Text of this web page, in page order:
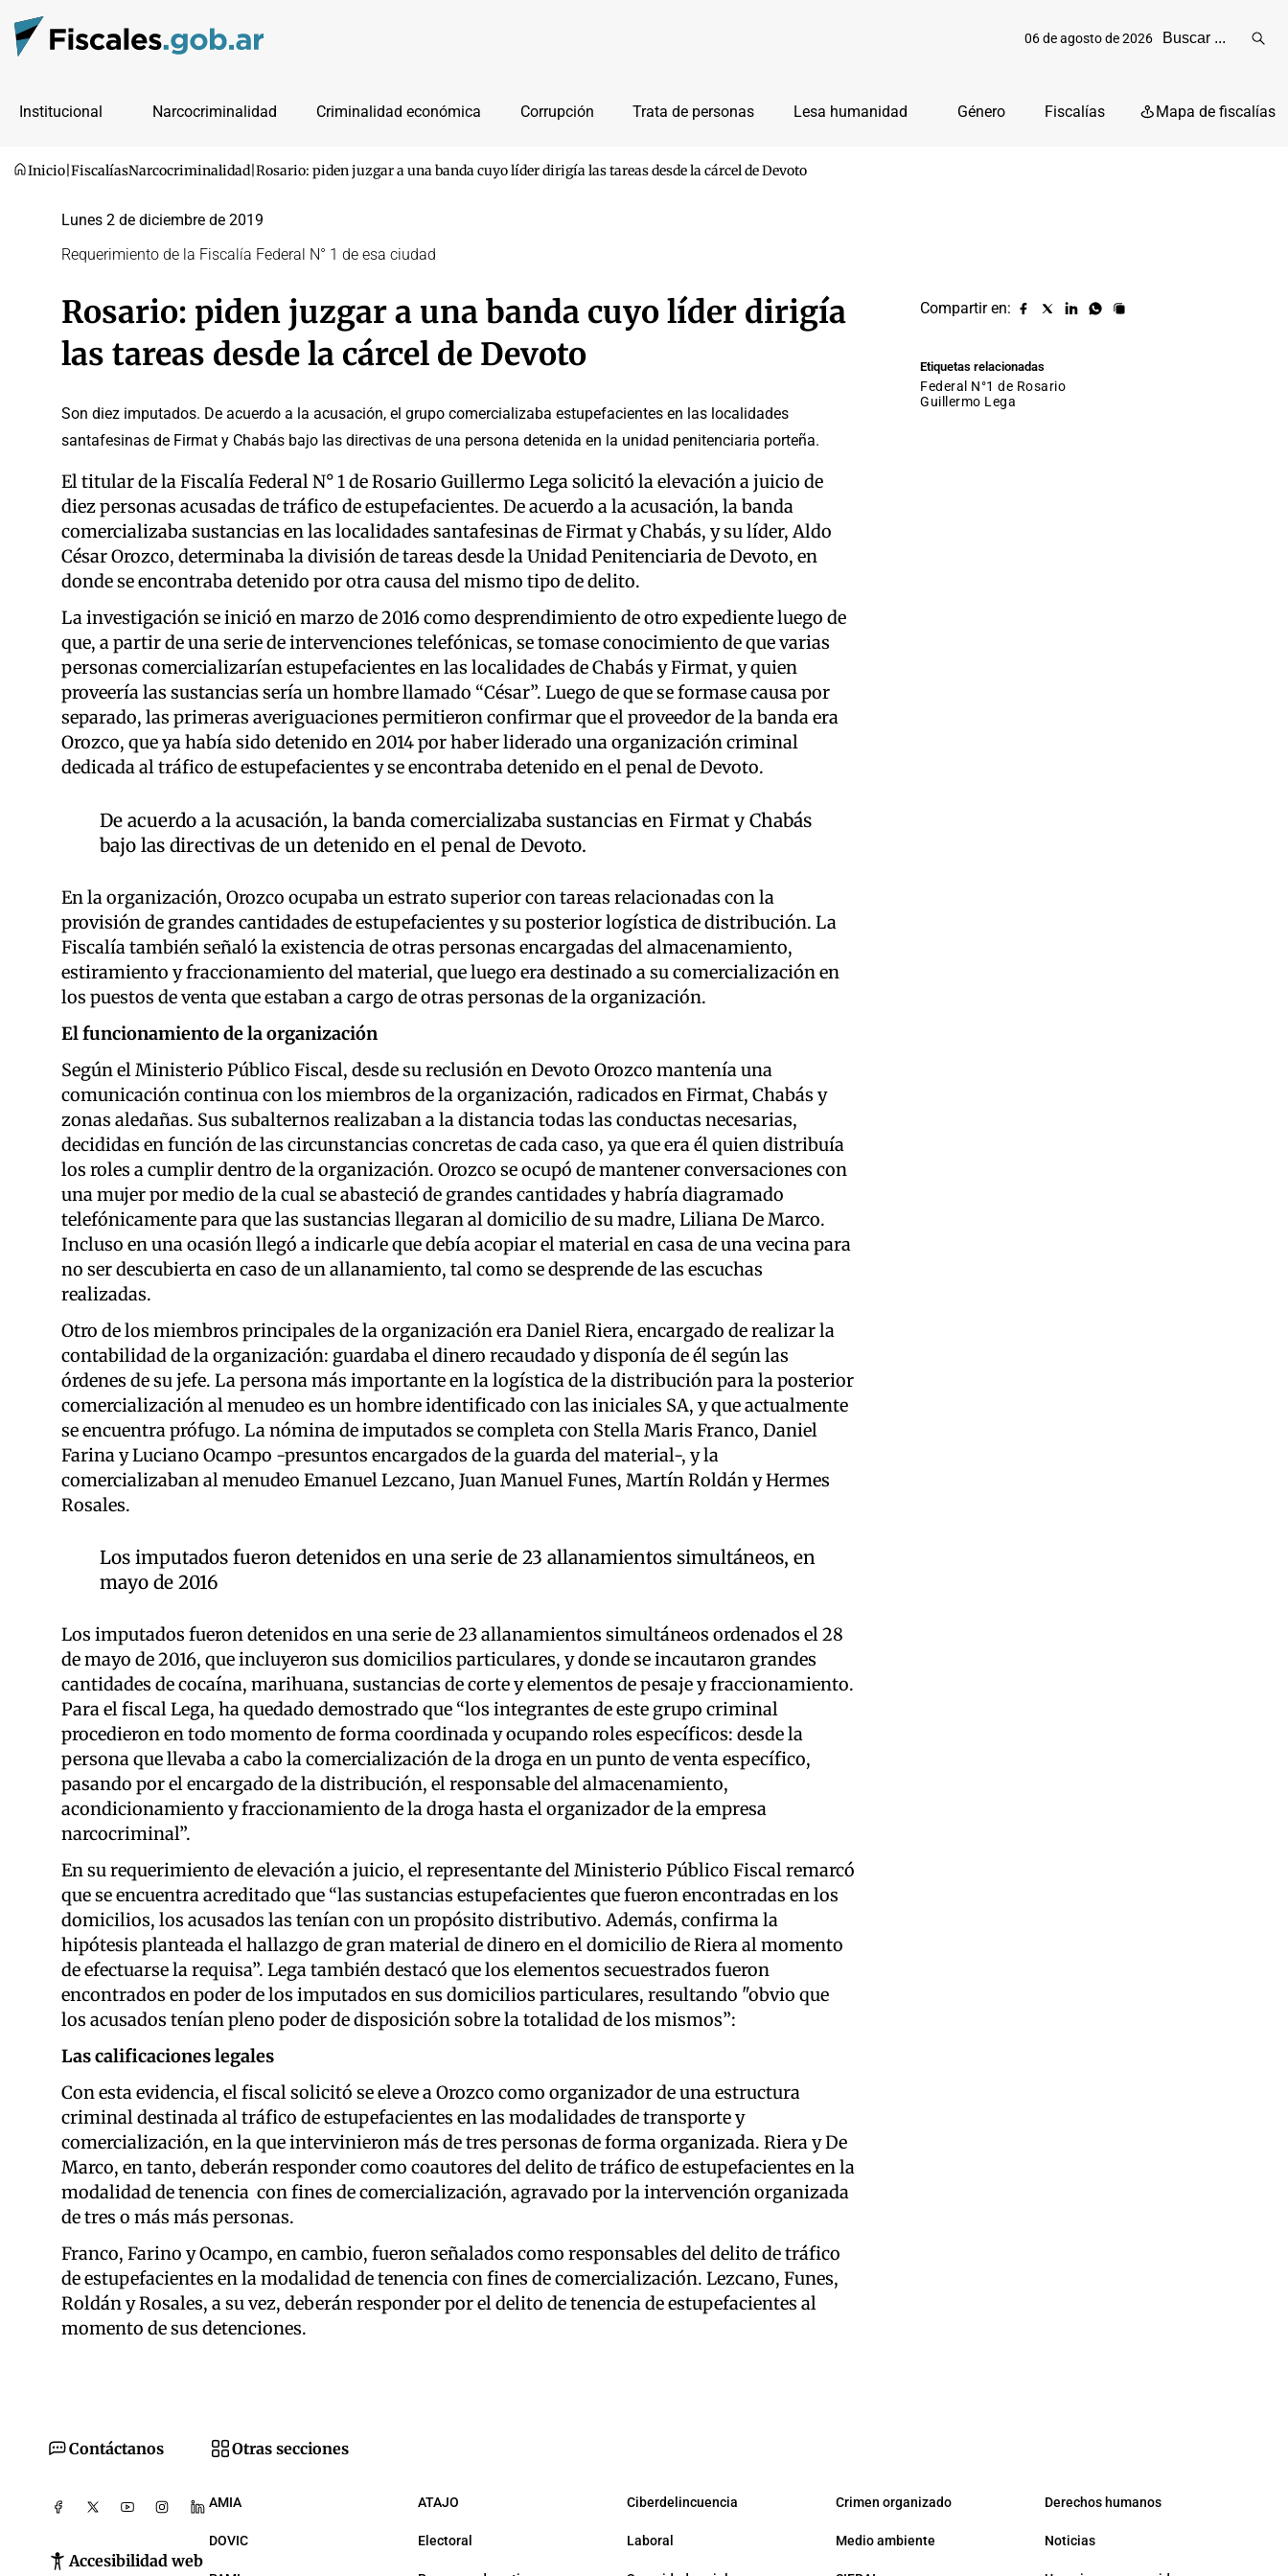
06 de agosto de 2026
Institucional Narcocriminalidad Criminalidad económica Corrupción Trata de personas Lesa humanidad Género Fiscalías Mapa de fiscalías
Inicio FiscalíasNarcocriminalidad Rosario: piden juzgar a una banda cuyo líder dirigía las tareas desde la cárcel de Devoto
Lunes 2 de diciembre de 2019
Requerimiento de la Fiscalía Federal N° 1 de esa ciudad
Rosario: piden juzgar a una banda cuyo líder dirigía
las tareas desde la cárcel de Devoto
Son diez imputados. De acuerdo a la acusación, el grupo comercializaba estupefacientes en las localidades
santafesinas de Firmat y Chabás bajo las directivas de una persona detenida en la unidad penitenciaria porteña.
El titular de la Fiscalía Federal N° 1 de Rosario Guillermo Lega solicitó la elevación a juicio de
diez personas acusadas de tráfico de estupefacientes. De acuerdo a la acusación, la banda
comercializaba sustancias en las localidades santafesinas de Firmat y Chabás, y su líder, Aldo
César Orozco, determinaba la división de tareas desde la Unidad Penitenciaria de Devoto, en
donde se encontraba detenido por otra causa del mismo tipo de delito.
La investigación se inició en marzo de 2016 como desprendimiento de otro expediente luego de
que, a partir de una serie de intervenciones telefónicas, se tomase conocimiento de que varias
personas comercializarían estupefacientes en las localidades de Chabás y Firmat, y quien
proveería las sustancias sería un hombre llamado “César”. Luego de que se formase causa por
separado, las primeras averiguaciones permitieron confirmar que el proveedor de la banda era
Orozco, que ya había sido detenido en 2014 por haber liderado una organización criminal
dedicada al tráfico de estupefacientes y se encontraba detenido en el penal de Devoto.
De acuerdo a la acusación, la banda comercializaba sustancias en Firmat y Chabás
bajo las directivas de un detenido en el penal de Devoto.
En la organización, Orozco ocupaba un estrato superior con tareas relacionadas con la
provisión de grandes cantidades de estupefacientes y su posterior logística de distribución. La
Fiscalía también señaló la existencia de otras personas encargadas del almacenamiento,
estiramiento y fraccionamiento del material, que luego era destinado a su comercialización en
los puestos de venta que estaban a cargo de otras personas de la organización.
El funcionamiento de la organización
Según el Ministerio Público Fiscal, desde su reclusión en Devoto Orozco mantenía una
comunicación continua con los miembros de la organización, radicados en Firmat, Chabás y
zonas aledañas. Sus subalternos realizaban a la distancia todas las conductas necesarias,
decididas en función de las circunstancias concretas de cada caso, ya que era él quien distribuía
los roles a cumplir dentro de la organización. Orozco se ocupó de mantener conversaciones con
una mujer por medio de la cual se abasteció de grandes cantidades y habría diagramado
telefónicamente para que las sustancias llegaran al domicilio de su madre, Liliana De Marco.
Incluso en una ocasión llegó a indicarle que debía acopiar el material en casa de una vecina para
no ser descubierta en caso de un allanamiento, tal como se desprende de las escuchas
realizadas.
Otro de los miembros principales de la organización era Daniel Riera, encargado de realizar la
contabilidad de la organización: guardaba el dinero recaudado y disponía de él según las
órdenes de su jefe. La persona más importante en la logística de la distribución para la posterior
comercialización al menudeo es un hombre identificado con las iniciales SA, y que actualmente
se encuentra prófugo. La nómina de imputados se completa con Stella Maris Franco, Daniel
Farina y Luciano Ocampo -presuntos encargados de la guarda del material-, y la
comercializaban al menudeo Emanuel Lezcano, Juan Manuel Funes, Martín Roldán y Hermes
Rosales.
Los imputados fueron detenidos en una serie de 23 allanamientos simultáneos, en
mayo de 2016
Los imputados fueron detenidos en una serie de 23 allanamientos simultáneos ordenados el 28
de mayo de 2016, que incluyeron sus domicilios particulares, y donde se incautaron grandes
cantidades de cocaína, marihuana, sustancias de corte y elementos de pesaje y fraccionamiento.
Para el fiscal Lega, ha quedado demostrado que “los integrantes de este grupo criminal
procedieron en todo momento de forma coordinada y ocupando roles específicos: desde la
persona que llevaba a cabo la comercialización de la droga en un punto de venta específico,
pasando por el encargado de la distribución, el responsable del almacenamiento,
acondicionamiento y fraccionamiento de la droga hasta el organizador de la empresa
narcocriminal”.
En su requerimiento de elevación a juicio, el representante del Ministerio Público Fiscal remarcó
que se encuentra acreditado que “las sustancias estupefacientes que fueron encontradas en los
domicilios, los acusados las tenían con un propósito distributivo. Además, confirma la
hipótesis planteada el hallazgo de gran material de dinero en el domicilio de Riera al momento
de efectuarse la requisa”. Lega también destacó que los elementos secuestrados fueron
encontrados en poder de los imputados en sus domicilios particulares, resultando "obvio que
los acusados tenían pleno poder de disposición sobre la totalidad de los mismos”:
Las calificaciones legales
Con esta evidencia, el fiscal solicitó se eleve a Orozco como organizador de una estructura
criminal destinada al tráfico de estupefacientes en las modalidades de transporte y
comercialización, en la que intervinieron más de tres personas de forma organizada. Riera y De
Marco, en tanto, deberán responder como coautores del delito de tráfico de estupefacientes en la
modalidad de tenencia con fines de comercialización, agravado por la intervención organizada
de tres o más más personas.
Franco, Farino y Ocampo, en cambio, fueron señalados como responsables del delito de tráfico
de estupefacientes en la modalidad de tenencia con fines de comercialización. Lezcano, Funes,
Roldán y Rosales, a su vez, deberán responder por el delito de tenencia de estupefacientes al
momento de sus detenciones.
Compartir en:
Compartir
Compartir
Compartir
Compartir
Copiar
Etiquetas relacionadas
Federal N°1 de Rosario
Guillermo Lega
Contáctanos
Accesibilidad web
Otras secciones
AMIA ATAJO Ciberdelincuencia Crimen organizado Derechos humanos
DOVIC Electoral Laboral Medio ambiente Noticias